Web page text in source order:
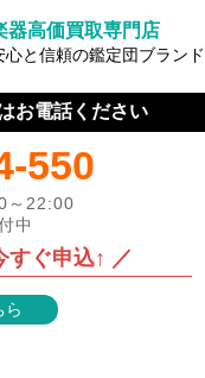
器高価買取専門店
心と信頼の鑑定団ブランド
お電話ください
550
～22:00
中
すぐ申込↑ ／
ら